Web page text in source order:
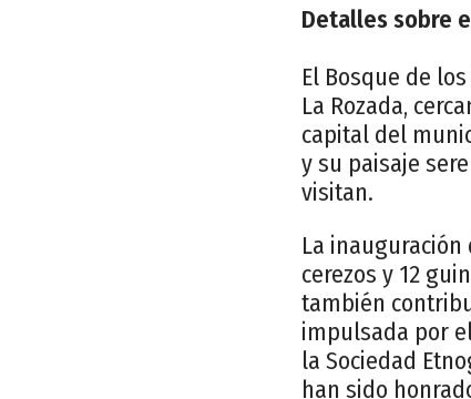
Detalles sobre
El Bosque de
La Rozada,
capital del
y su paisaje
visitan.
La
cerezos y 12
también
impulsada por
la Sociedad
han sido